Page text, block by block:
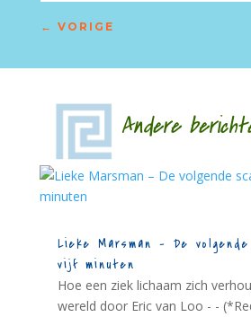
← VORIGE
Andere
Lieke Marsman – De
vijf minuten
Hoe een ziek lichaam zich
wereld door Eric van Loo - -